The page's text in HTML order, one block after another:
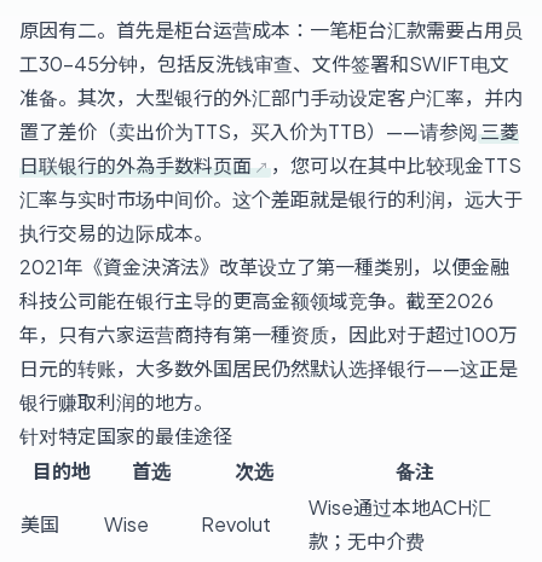
原因有二。首先是柜台运营成本：一笔柜台汇款需要占用员
工30-45分钟，包括反洗钱审查、文件签署和SWIFT电文
准备。其次，大型银行的外汇部门手动设定客户汇率，并内
置了差价（卖出价为TTS，买入价为TTB）——请参阅三菱
日联银行的外為手数料页面
，您可以在其中比较现金TTS
汇率与实时市场中间价。这个差距就是银行的利润，远大于
执行交易的边际成本。
2021年《資金決済法》改革设立了第一種类别，以便金融
科技公司能在银行主导的更高金额领域竞争。截至2026
年，只有六家运营商持有第一種资质，因此对于超过100万
日元的转账，大多数外国居民仍然默认选择银行——这正是
银行赚取利润的地方。
针对特定国家的最佳途径
目的地
首选 次选 备注
美国 Wise Revolut
Wise通过本地ACH汇
款；无中介费